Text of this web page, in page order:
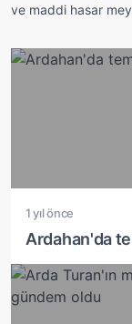
ve maddi hasar
1 yıl önce
Ardahan'da